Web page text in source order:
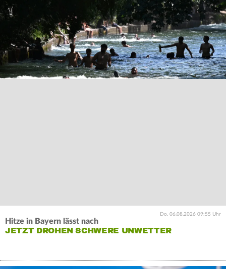
Do. 06.08.2026 09:55 Uhr
Hitze in Bayern lässt nach
JETZT DROHEN SCHWERE UNWETTER